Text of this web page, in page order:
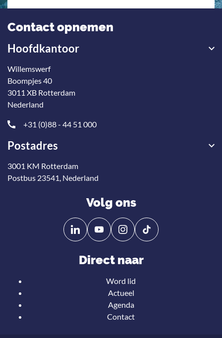
Contact opnemen
Hoofdkantoor
Willemswerf
Boompjes 40
3011 XB Rotterdam
Nederland
+31 (0)88 - 44 51 000
Postadres
3001 KM Rotterdam
Postbus 23541, Nederland
Volg ons
Volg
ons
Linkedin
Volg
ons
YouTube
Direct naar
Word lid
Actueel
Agenda
Contact